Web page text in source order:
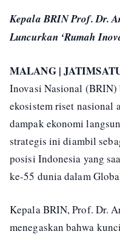
Kepala BRIN Prof. Dr.
Luncurkan ‘Rumah
MALANG |
Inovasi Nasional (BRIN)
ekosistem riset nasional
dampak ekonomi
strategis ini diambil
posisi Indonesia yang
ke-55 dunia dalam
Kepala BRIN, Prof. Dr.
menegaskan bahwa